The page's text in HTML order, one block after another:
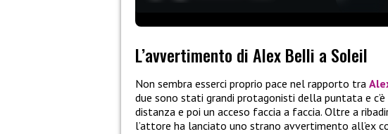
L’avvertimento di Alex Belli a Soleil
Non sembra esserci proprio pace nel rapporto tra
due sono stati grandi protagonisti della puntata e
distanza e poi un acceso faccia a faccia. Oltre a
l’attore ha lanciato uno strano avvertimento all’ex